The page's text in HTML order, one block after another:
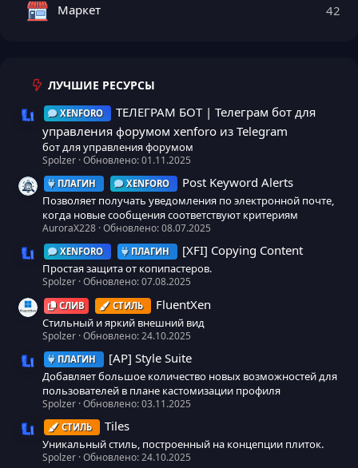
Маркет 42
ЛУЧШИЕ РЕСУРСЫ
Иконка ресурса
XENFORO
ТЕЛЕГРАМ БОТ | Телеграм бот для
управления форумом xenforo из Telegram
бот для управления форумом
Spolzer Обновлено:01.11.2025
ПЛАГИН XENFORO Post Keyword Alerts
Позволяет получать уведомления по электронной почте,
когда новые сообщения соответствуют критериям
AuroraX228 Обновлено:08.07.2025
Иконка ресурса
XENFORO ПЛАГИН [XFI] Copying Content
Простая защита от копипастеров.
Spolzer Обновлено:07.08.2025
СЛИВ СТИЛЬ FluentXen
Стильный и яркий внешний вид
Spolzer Обновлено:24.10.2025
Иконка ресурса
ПЛАГИН [AP] Style Suite
Добавляет большое количество новых возможностей для
пользователей в плане кастомизации профиля
Spolzer Обновлено:03.11.2025
Иконка ресурса
СТИЛЬ Tiles
Уникальный стиль, построенный на концепции плиток.
Spolzer Обновлено:24.10.2025